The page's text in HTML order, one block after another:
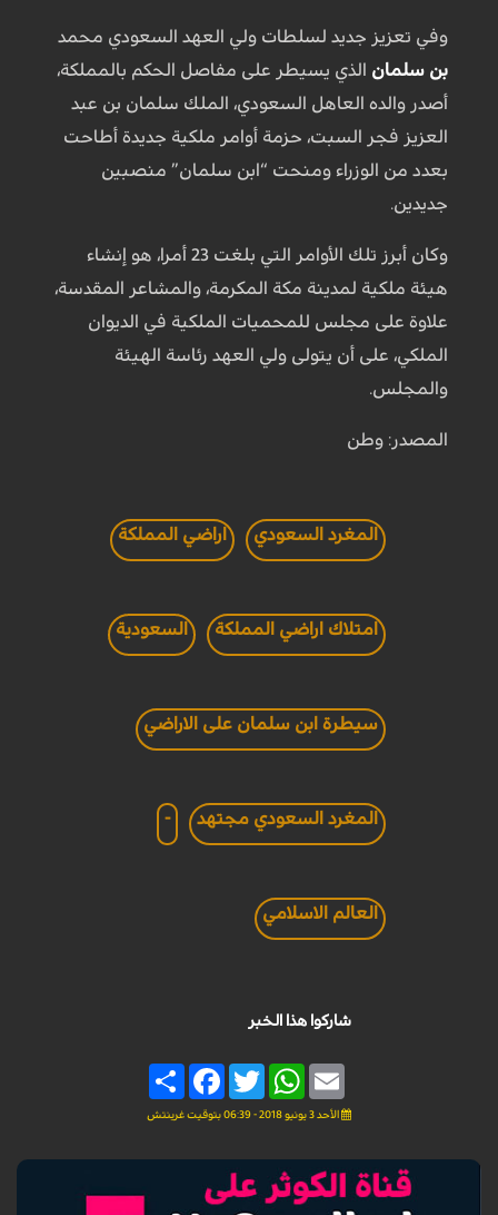
وفي تعزيز جديد لسلطات ولي العهد السعودي محمد
بن سلمان الذي يسيطر على مفاصل الحكم بالمملكة،
أصدر والده العاهل السعودي، الملك سلمان بن عبد
العزيز فجر السبت، حزمة أوامر ملكية جديدة أطاحت
بعدد من الوزراء ومنحت “ابن سلمان” منصبين
جديدين.
وكان أبرز تلك الأوامر التي بلغت 23 أمرا، هو إنشاء
هيئة ملكية لمدينة مكة المكرمة، والمشاعر المقدسة،
علاوة على مجلس للمحميات الملكية في الديوان
الملكي، على أن يتولى ولي العهد رئاسة الهيئة
والمجلس.
المصدر: وطن
المغرد السعودي اراضي المملكة
امتلاك اراضي المملكة السعودية
سيطرة ابن سلمان على الاراضي
المغرد السعودي مجتهد -
العالم الاسلامي
شاركوا هذا الخبر
Share
FacebookTwitter
WhatsAppEmail
الأحد 3 يونيو 2018 - 06:39 بتوقيت غرينتش